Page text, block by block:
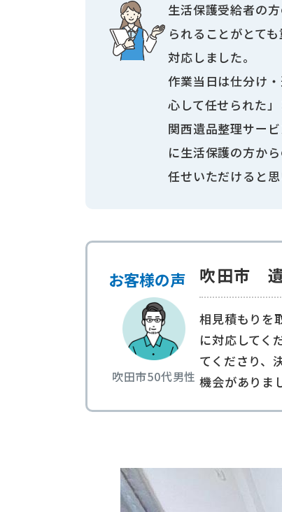
生活保護受給者の
られることがとて
対応しました。
作業当日は仕分け
心して任せられた
関西遺品整理サー
に生活保護の方か
任せいただけると
お客様の声
吹田市50代男性
吹田市
相見積もりを
に対応してく
てくださり、
機会がありま